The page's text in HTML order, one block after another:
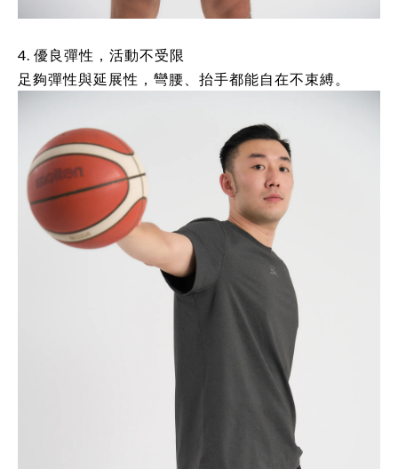
4. 優良彈性，活動不受限
足夠彈性與延展性，彎腰、抬手都能自在不束縛。